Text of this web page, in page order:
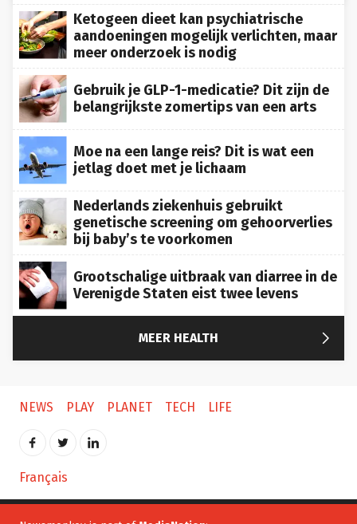
Ketogeen dieet kan psychiatrische
aandoeningen mogelijk verlichten, maar
meer onderzoek is nodig
Gebruik je GLP-1-medicatie? Dit zijn de
belangrijkste zomertips van een arts
Moe na een lange reis? Dit is wat een
jetlag doet met je lichaam
Nederlands ziekenhuis gebruikt
genetische screening om gehoorverlies
bij baby’s te voorkomen
Grootschalige uitbraak van diarree in de
Verenigde Staten eist twee levens
MEER HEALTH 
NEWS PLAY PLANET TECH LIFE
Français
Newsmonkey is part of MediaNation